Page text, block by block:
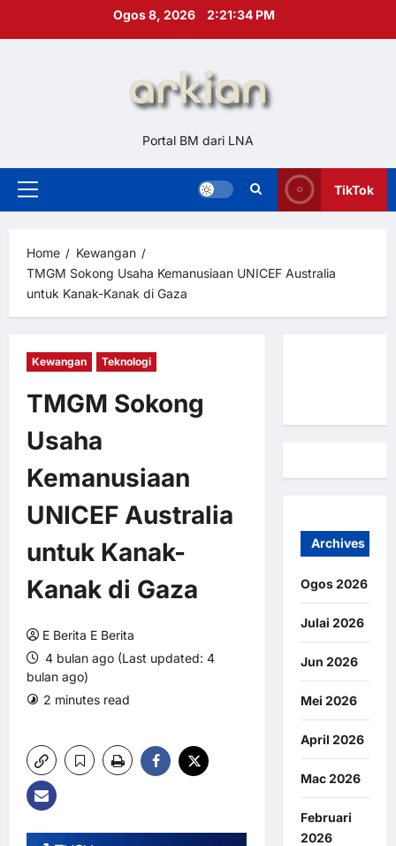
Ogos 8, 2026 2:21:35 PM
Portal BM dari LNA
Primary
TikTok
Home
Kewangan
TMGM Sokong Usaha Kemanusiaan UNICEF Australia
untuk Kanak-Kanak di Gaza
Kewangan Teknologi
TMGM Sokong
Usaha
Kemanusiaan
UNICEF Australia
untuk Kanak-
Kanak di Gaza
E Berita E Berita
4 bulan ago (Last updated: 4
bulan ago)
2 minutes read
Archives
Ogos 2026
Julai 2026
Jun 2026
Mei 2026
April 2026
Mac 2026
Februari
2026